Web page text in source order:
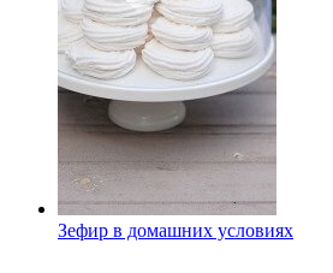
Зефир в домашних условиях